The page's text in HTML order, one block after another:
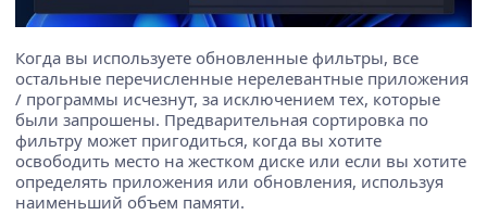
Когда вы используете обновленные фильтры, все
остальные перечисленные нерелевантные приложения
/ программы исчезнут, за исключением тех, которые
были запрошены. Предварительная сортировка по
фильтру может пригодиться, когда вы хотите
освободить место на жестком диске или если вы хотите
определять приложения или обновления, используя
наименьший объем памяти.